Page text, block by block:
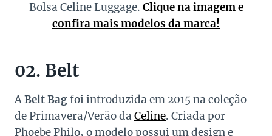
Bolsa Celine Luggage. Clique na imagem e
confira mais modelos da marca!
02. Belt
ABelt Bagfoi introduzida em 2015 na coleção
de Primavera/Verão da Celine. Criada por
Phoebe Philo, o modelo possui um design e